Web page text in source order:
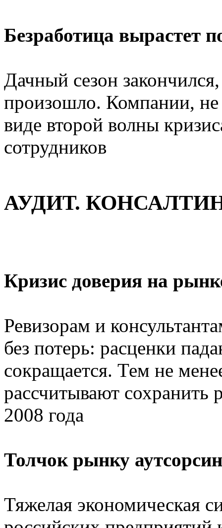
Безработица вырастет
Дачный сезон
произошло. Компании, не
виде второй волны
сотрудников
АУДИТ.
Кризис доверия на
Ревизорам и
без потерь: расценки
сокращается. Тем не
рассчитывают сохранить
2008 года
Толчок рынку
Тяжелая экономическая